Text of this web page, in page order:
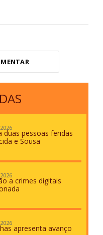
duas pessoas feridas
e Sousa
a crimes digitais
apresenta avanço